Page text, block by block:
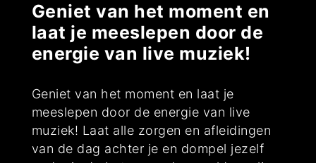
Geniet van het moment en
laat je meeslepen door de
energie van live muziek!
Geniet van het moment en laat je
meeslepen door de energie van live
muziek! Laat alle zorgen en afleidingen
van de dag achter je en dompel jezelf